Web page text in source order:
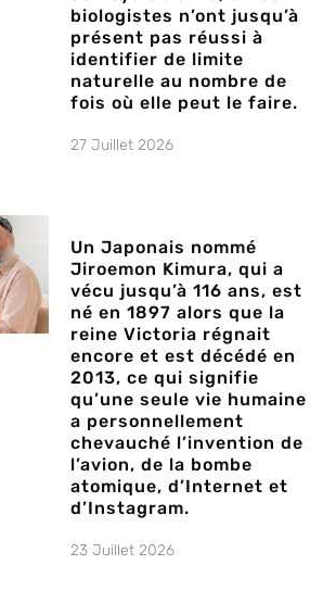
biologistes n’ont jusqu’à
présent pas réussi à
identifier de limite
naturelle au nombre de
fois où elle peut le faire.
27 Juillet 2026
Un Japonais nommé
Jiroemon Kimura, qui a
vécu jusqu’à 116 ans, est
né en 1897 alors que la
reine Victoria régnait
encore et est décédé en
2013, ce qui signifie
qu’une seule vie humaine
a personnellement
chevauché l’invention de
l’avion, de la bombe
atomique, d’Internet et
d’Instagram.
23 Juillet 2026